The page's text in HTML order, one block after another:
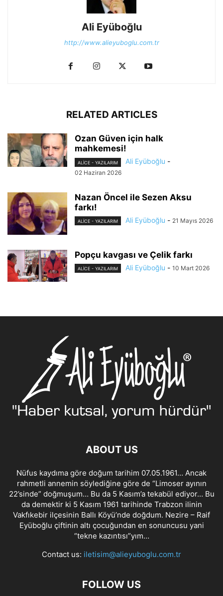
Ali Eyüboğlu
http://www.alieyuboglu.com.tr
RELATED ARTICLES
Ozan Güven için halk
mahkemesi!
ALİCE - YAZILARIM Ali Eyüboğlu -
02 Haziran 2026
Nazan Öncel ile Sezen Aksu
farkı!
ALİCE - YAZILARIM Ali Eyüboğlu - 21 Mayıs 2026
Popçu kavgası ve Çelik farkı
ALİCE - YAZILARIM Ali Eyüboğlu - 10 Mart 2026
ABOUT US
Nüfus kaydıma göre doğum tarihim 07.05.1961… Ancak
rahmetli annemin söylediğine göre de “Limoser ayının
22’sinde” doğmuşum… Bu da 5 Kasım’a tekabül ediyor… Bu
da demektir ki 5 Kasım 1961 tarihinde Trabzon ilinin
Vakfıkebir ilçesinin Ballı Köyü’nde doğdum. Nezire – Raif
Eyüboğlu çiftinin altı çocuğundan en sonuncusu yani
“tekne kazıntısı”yım…
Contact us: iletisim@alieyuboglu.com.tr
FOLLOW US